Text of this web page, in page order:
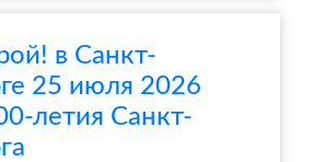
в Санкт-
25 июля 2026
летия Санкт-